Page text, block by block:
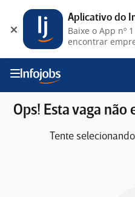
Ops! Esta vaga
Tente
Aplicativo do
Baixe o App nº
encontrar